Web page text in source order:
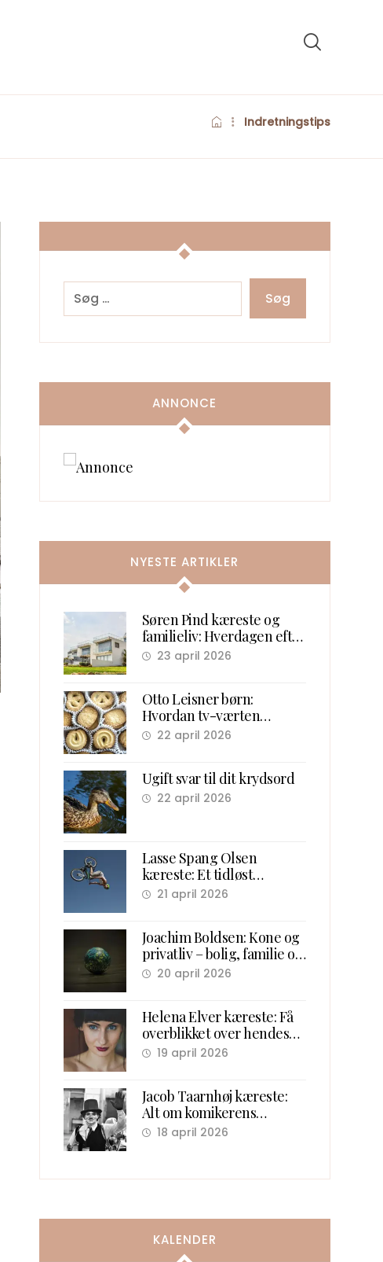
Indretningstips
ANNONCE
NYESTE ARTIKLER
Søren Pind kæreste og
familieliv: Hverdagen efter
politik
23 april 2026
Otto Leisner børn:
Hvordan tv-værten
samlede danske børn
foran skærmen
22 april 2026
Ugift svar til dit krydsord
22 april 2026
Lasse Spang Olsen
kæreste: Et tidløst
overblik over hans forhold
og ægteskab
21 april 2026
Joachim Boldsen: Kone og
privatliv – bolig, familie og
karriere
20 april 2026
Helena Elver kæreste: Få
overblikket over hendes
kærlighedsliv
19 april 2026
Jacob Taarnhøj kæreste:
Alt om komikerens
kærlighedsliv bag scenen
18 april 2026
KALENDER